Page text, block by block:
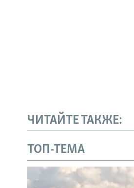
ЧИТАЙТЕ ТАКЖЕ:
ТОП-ТЕМА